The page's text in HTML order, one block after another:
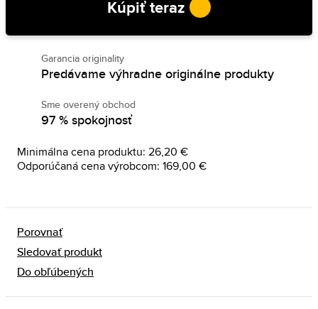
Kúpiť teraz
Garancia originality
Predávame výhradne originálne produkty
Sme overený obchod
97 % spokojnosť
Minimálna cena produktu: 26,20 €
Odporúčaná cena výrobcom: 169,00 €
Porovnať
Sledovať produkt
Do obľúbených